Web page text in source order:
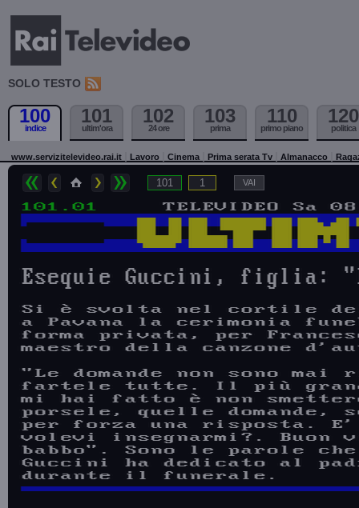
SOLO TESTO
100
indice
101
ultim'ora
102
24 ore
103
prima
110
primo piano
120
politica
www.servizitelevideo.rai.it Lavoro Cinema Prima serata Tv Almanacco